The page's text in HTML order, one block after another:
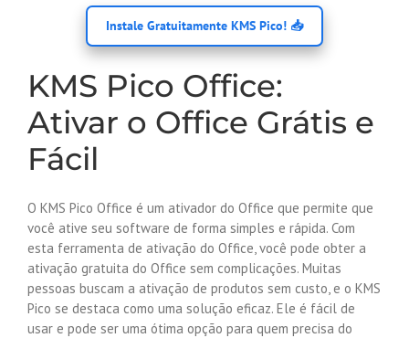
Instale Gratuitamente KMS Pico! 📥
KMS Pico Office:
Ativar o Office Grátis e
Fácil
O KMS Pico Office é um ativador do Office que permite que
você ative seu software de forma simples e rápida. Com
esta ferramenta de ativação do Office, você pode obter a
ativação gratuita do Office sem complicações. Muitas
pessoas buscam a ativação de produtos sem custo, e o KMS
Pico se destaca como uma solução eficaz. Ele é fácil de
usar e pode ser uma ótima opção para quem precisa do